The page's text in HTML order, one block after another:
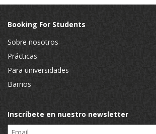
Booking For Students
Sobre nosotros
Prácticas
Para universidades
Barrios
Inscríbete en nuestro newsletter
Email